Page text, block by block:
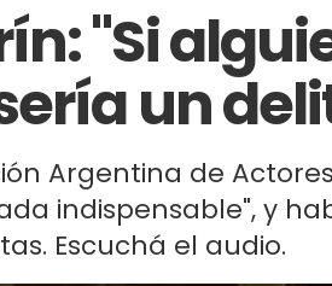
"Si
un
Argentina de
indispensable", y
Escuchá el audio.